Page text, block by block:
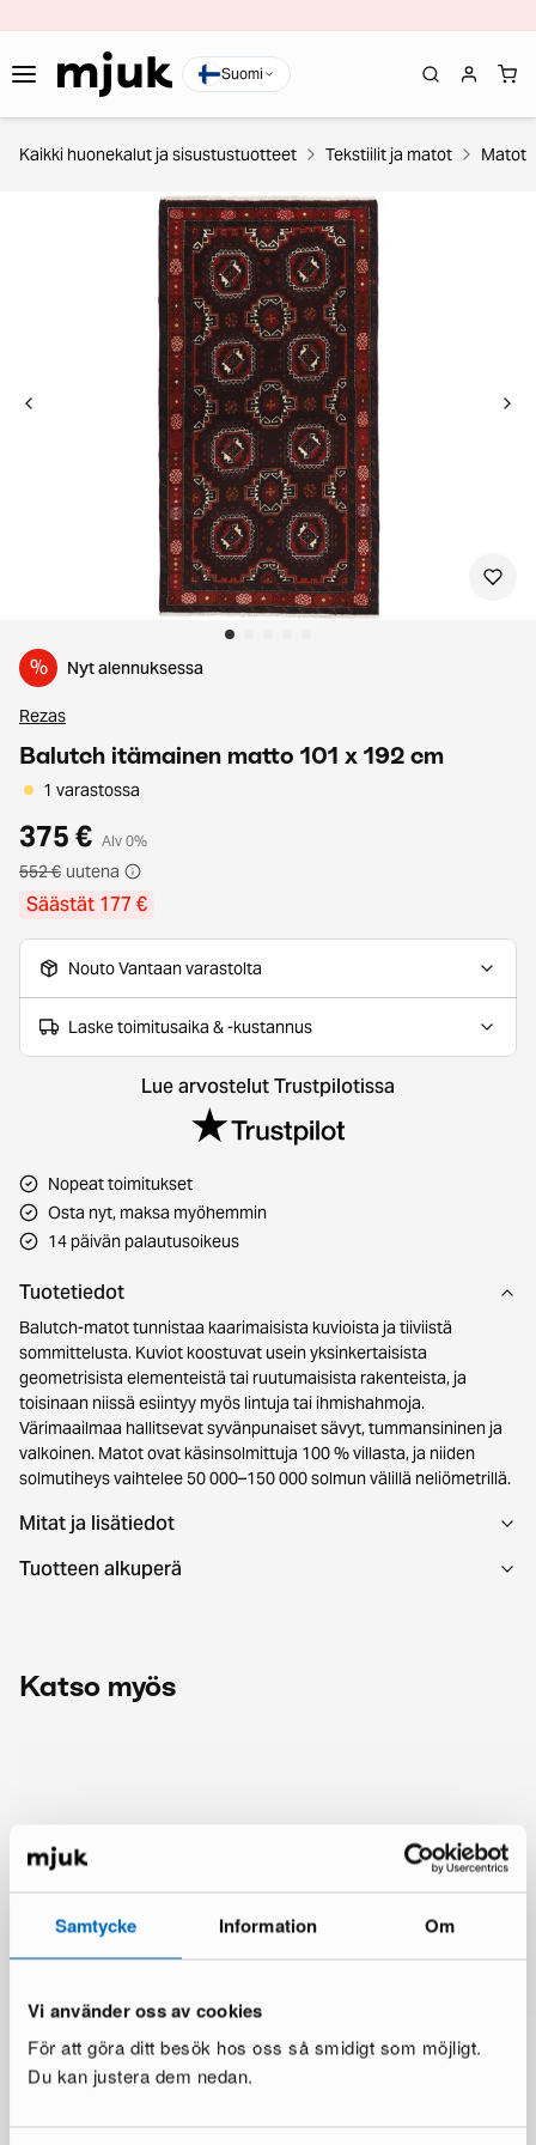
Samtycke Information Om
Vi använder oss av cookies
För att göra ditt besök hos oss så smidigt som möjligt.
Du kan justera dem nedan.
Suomi
Kaikki huonekalut ja sisustustuotteet Tekstiilit ja matot Matot
% Nyt alennuksessa
Rezas
Balutch itämainen matto 101 x 192 cm
1 varastossa
375 € Alv 0%
552 € uutena
Säästät 177 €
Nouto Vantaan varastolta
Laske toimitusaika & -kustannus
Lue arvostelut Trustpilotissa
Nopeat toimitukset
Osta nyt, maksa myöhemmin
14 päivän palautusoikeus
Tuotetiedot
Balutch-matot tunnistaa kaarimaisista kuvioista ja tiiviistä
sommittelusta. Kuviot koostuvat usein yksinkertaisista
geometrisista elementeistä tai ruutumaisista rakenteista, ja
toisinaan niissä esiintyy myös lintuja tai ihmishahmoja.
Värimaailmaa hallitsevat syvänpunaiset sävyt, tummansininen ja
valkoinen. Matot ovat käsinsolmittuja 100 % villasta, ja niiden
solmutiheys vaihtelee 50 000–150 000 solmun välillä neliömetrillä.
Mitat ja lisätiedot
Tuotteen alkuperä
Katso myös